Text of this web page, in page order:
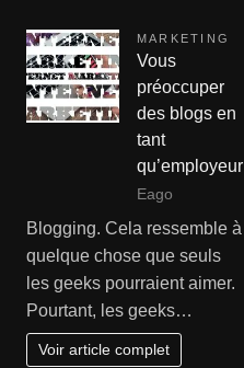
MARKETING
Vous
préoccuper
des blogs en
tant
qu’employeur
Eago
Blogging. Cela ressemble à
quelque chose que seuls
les geeks pourraient aimer.
Pourtant, les geeks…
Voir article complet